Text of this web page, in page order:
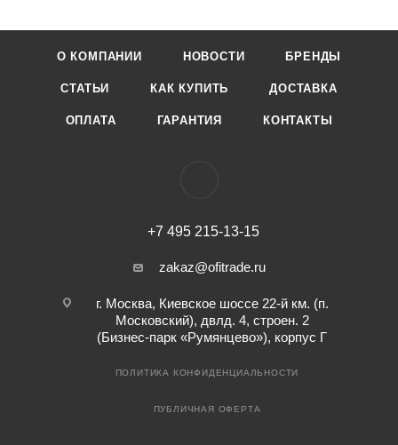
О КОМПАНИИ НОВОСТИ БРЕНДЫ
СТАТЬИ КАК КУПИТЬ ДОСТАВКА
ОПЛАТА ГАРАНТИЯ КОНТАКТЫ
+7 495 215-13-15
zakaz@ofitrade.ru
г. Москва, Киевское шоссе 22-й км. (п.
Московский), двлд. 4, строен. 2
(Бизнес-парк «Румянцево»), корпус Г
ПОЛИТИКА КОНФИДЕНЦИАЛЬНОСТИ
ПУБЛИЧНАЯ ОФЕРТА